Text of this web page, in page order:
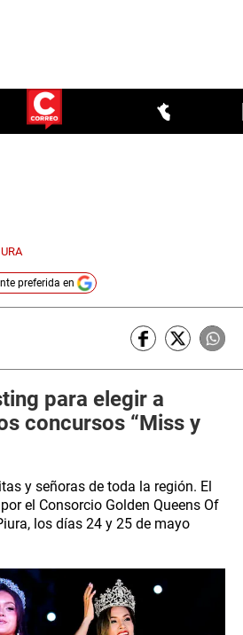
preferida en
para elegir a
concursos “Miss y
y señoras de toda la región. El
el Consorcio Golden Queens Of
los días 24 y 25 de mayo